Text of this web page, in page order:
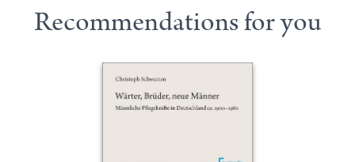
Recommendations for you